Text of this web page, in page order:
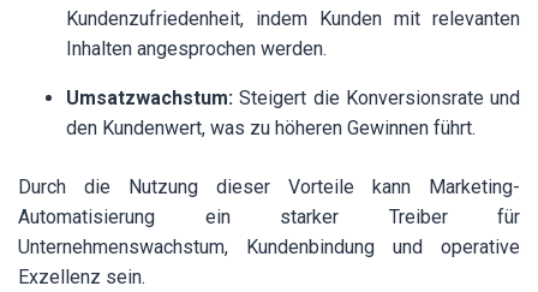
Kundenzufriedenheit, indem Kunden mit relevanten
Inhalten angesprochen werden.
Umsatzwachstum: Steigert die Konversionsrate und
den Kundenwert, was zu höheren Gewinnen führt.
Durch die Nutzung dieser Vorteile kann Marketing-
Automatisierung ein starker Treiber für
Unternehmenswachstum, Kundenbindung und operative
Exzellenz sein.